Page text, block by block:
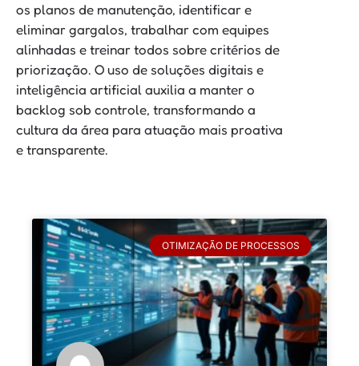
os planos de manutenção, identificar e
eliminar gargalos, trabalhar com equipes
alinhadas e treinar todos sobre critérios de
priorização. O uso de soluções digitais e
inteligência artificial auxilia a manter o
backlog sob controle, transformando a
cultura da área para atuação mais proativa
e transparente.
OTIMIZAÇÃO DE PROCESSOS